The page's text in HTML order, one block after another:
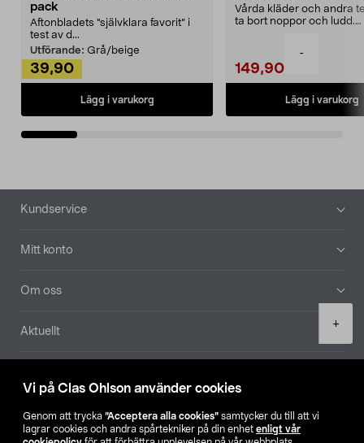
Vi på Clas Ohlson använder cookies
Genom att trycka ”Acceptera alla cookies” samtycker du till att vi
lagrar cookies och andra spårtekniker på din enhet enligt vår
-
+
pack
Aftonbladets "självklara favorit” i
test av d...
Utförande: Grå/beige
39,90
Lägg i varukorg
Vårda kläder och andra
ta bort noppor och ludd.
149,90
Lägg i varukorg
Sidfot
Kundservice
Mitt konto
Om oss
Aktuellt
Hitta butik